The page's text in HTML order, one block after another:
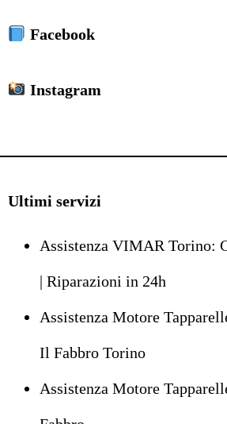
Facebook
Instagram
Ultimi servizi
Assistenza VIMAR Torino:
| Riparazioni in 24h
Assistenza Motore
Il Fabbro Torino
Assistenza Motore